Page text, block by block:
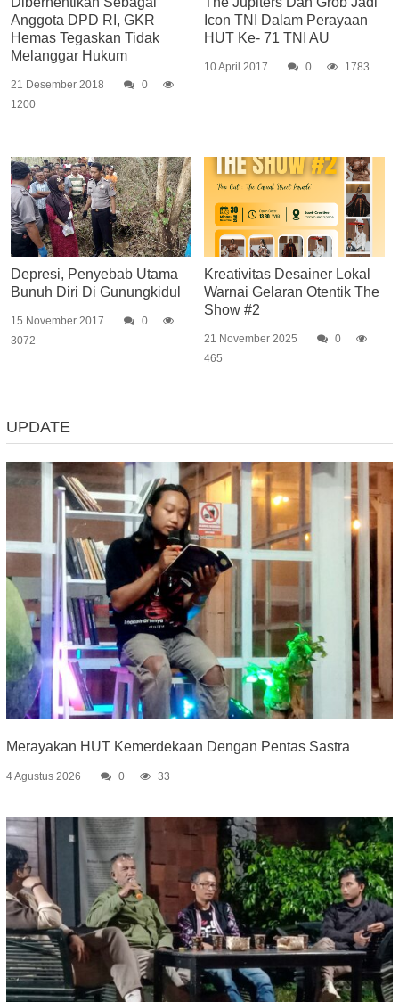
Anggota DPD RI, GKR
Hemas Tegaskan Tidak
Melanggar Hukum
21 Desember 2018
0
1200
Icon TNI Dalam Perayaan
HUT Ke- 71 TNI AU
10 April 2017 0 1783
Depresi, Penyebab Utama
Bunuh Diri Di Gunungkidul
15 November 2017
0
3072
Kreativitas Desainer Lokal
Warnai Gelaran Otentik The
Show #2
21 November 2025
0
465
UPDATE
Merayakan HUT Kemerdekaan Dengan Pentas Sastra
4 Agustus 2026 0 33